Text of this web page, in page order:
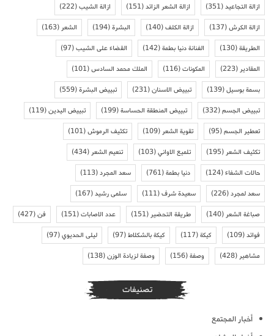
ازالة التجاعيد(351) ازالة الشعر الزائد(151) ازالة الشيب(222)
ازالة الكرش(137) ازالة الكلف(140) البشرة(194) الشعر(163)
الطريقة(130) الفنانة دنيا بطمة(142) القضاء على الشيب(97)
المقادير(223) المكونات(116) الملك محمد السادس(101)
بسمة بوسيل(139) تبييض الاسنان(231) تبييض البشرة(559)
تبييض الجسم(332) تبييض المنطقة الحساسة(199) تبييض اليدين(119)
تعطير الجسم(95) تقوية الشعر(109) تكثيف الرموش(101)
تكثيف الشعر(195) تلميع الاواني(103) تنعيم الشعر(434)
حالات الشفاء(124) دنيا بطمة(761) سعد المجرد(113)
سعد لمجرد(226) سعيدة شرف(111) سلمى رشيد(167)
صباغة الشعر(140) طريقة التحضير(151) عدد الاصابات(151) فن(427)
فوائد(109) كيكة(117) كيكة بالشكلاط(97) ليلى الحديوي(97)
مشاهير(428) وصفة(156) وصفة لزيادة الوزن(138)
تصنيفات
أخبار المجتمع